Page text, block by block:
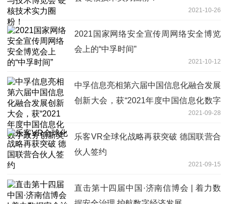
2021-10-26
2021国家网络安全宣传周网络安全博览
会上的“中孚时间”
2021-10-12
中孚信息亮相第六届中国信息化融合发展
创新大会，获“2021年度中国信息化数字
2021-09-28
乐客VR全球化战略再获突破 德国联营合
伙人签约
2021-09-15
直击第十四届中国·济南信博会 | 着力数